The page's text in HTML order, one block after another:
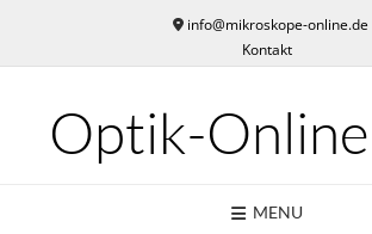
content
info@mikroskope-online.de
Kontakt
Optik-Online
MENU